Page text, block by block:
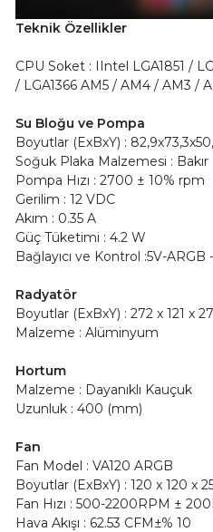
Teknik Özellikler
CPU Soket : IIntel LGA1851 /
/ LGA1366 AM5 / AM4 / AM3 /
Su Bloğu ve Pompa
Boyutlar (ExBxY) :
Soğuk Plaka Malzemesi : Bakır
Pompa Hızı : 2700 ± 10% rpm
Gerilim : 12 VDC
Akım : 0.35 A
Güç Tüketimi : 4.2 W
Bağlayıcı ve Kontrol :5V-ARGB
Radyatör
Boyutlar (ExBxY) : 272 x 121 x
Malzeme : Alüminyum
Hortum
Malzeme : Dayanıklı Kauçuk
Uzunluk : 400 (mm)
Fan
Fan Model : VA120 ARGB
Boyutlar (ExBxY) : 120 x 120 x
Fan Hızı : 500-2200RPM ±
Hava Akışı : 62.53 CFM±% 10